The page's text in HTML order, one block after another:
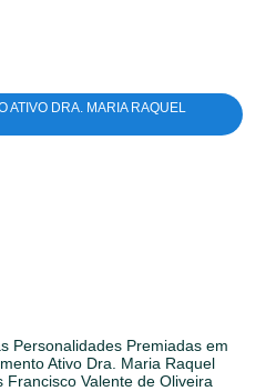
ATIVO DRA. MARIA RAQUEL
Personalidades Premiadas em
Ativo Dra. Maria Raquel
Valente de Oliveira